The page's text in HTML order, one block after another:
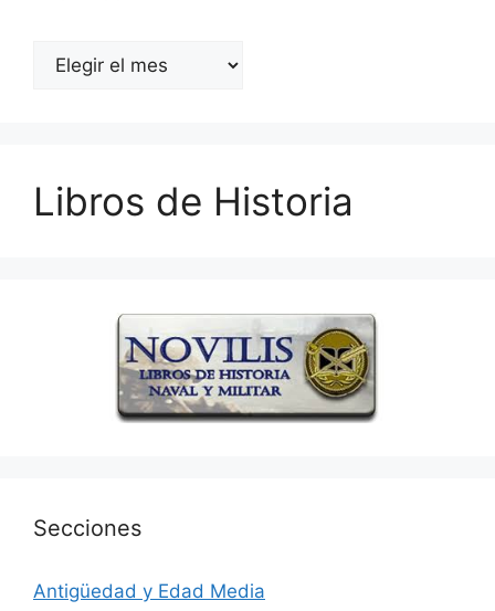
Archivos
Libros de Historia
Secciones
Antigüedad y Edad Media